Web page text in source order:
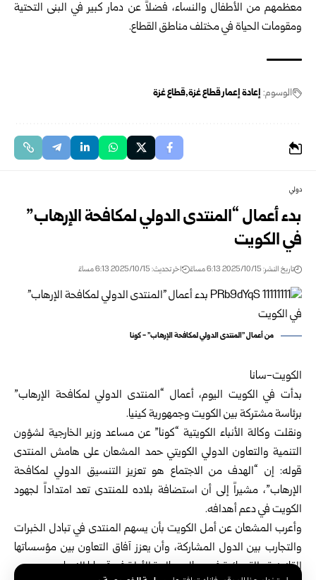
معظمهم من الأطفال والنساء، فضلاً عن دمار كبير في البنى التحتية
ومقومات الحياة في مختلف مناطق القطاع.
الوسوم: إعادة إعمار قطاع غزة قطاع غزة
دولي
بدء أعمال “المنتدى الدولي لمكافحة الإرهاب”
في الكويت
تاريخ النشر: 2025/10/15 6:13 مساءً اخر تحديث: 2025/10/15 6:13 مساءً
من أعمال "المنتدى الدولي لمكافحة الإرهاب" - كونا
الكويت-سانا
بدأت في الكويت اليوم، أعمال “المنتدى الدولي لمكافحة الإرهاب”
برئاسة مشتركة بين الكويت وجمهورية كينيا.
ونقلت وكالة الأنباء الكويتية “كونا” عن مساعد وزير الخارجية لشؤون
التنمية والتعاون الدولي الكويتي حمد المشعان على هامش المنتدى
قوله: إن “الهدف من الاجتماع هو تعزيز التنسيق الدولي لمكافحة
الإرهاب”، مشيراً إلى أن استضافة بلاده للمنتدى تعد امتداداً لجهود
الكويت في دعم أهدافه.
وأعرب المشعان عن أمل الكويت بأن يسهم المنتدى في تبادل الخبرات
والتجارب بين الدول المشاركة، وأن يعزز آفاق التعاون بين مؤسساتها
القانونية والقضائية في مجال معالجة الأدلة في قضايا الإرهاب.